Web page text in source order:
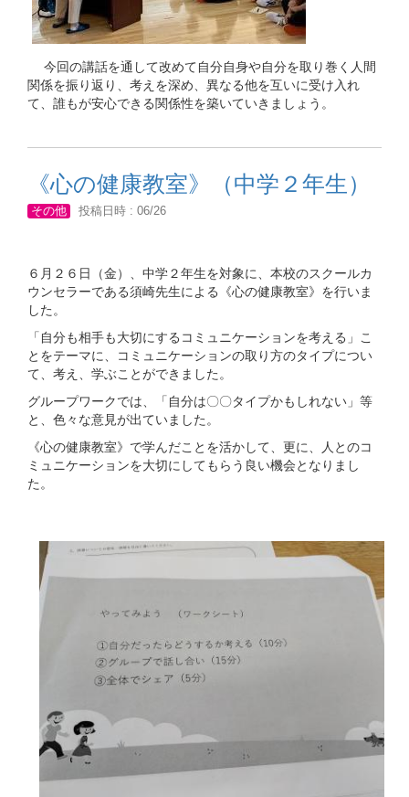
今回の講話を通して改めて自分自身や自分を取り巻く人間
関係を振り返り、考えを深め、異なる他を互いに受け入れ
て、誰もが安心できる関係性を築いていきましょう。
《心の健康教室》（中学２年生）
その他 投稿日時 : 06/26
６月２６日（金）、中学２年生を対象に、本校のスクールカ
ウンセラーである須崎先生による《心の健康教室》を行いま
した。
「自分も相手も大切にするコミュニケーションを考える」こ
とをテーマに、コミュニケーションの取り方のタイプについ
て、考え、学ぶことができました。
グループワークでは、「自分は〇〇タイプかもしれない」等
と、色々な意見が出ていました。
《心の健康教室》で学んだことを活かして、更に、人とのコ
ミュニケーションを大切にしてもらう良い機会となりまし
た。